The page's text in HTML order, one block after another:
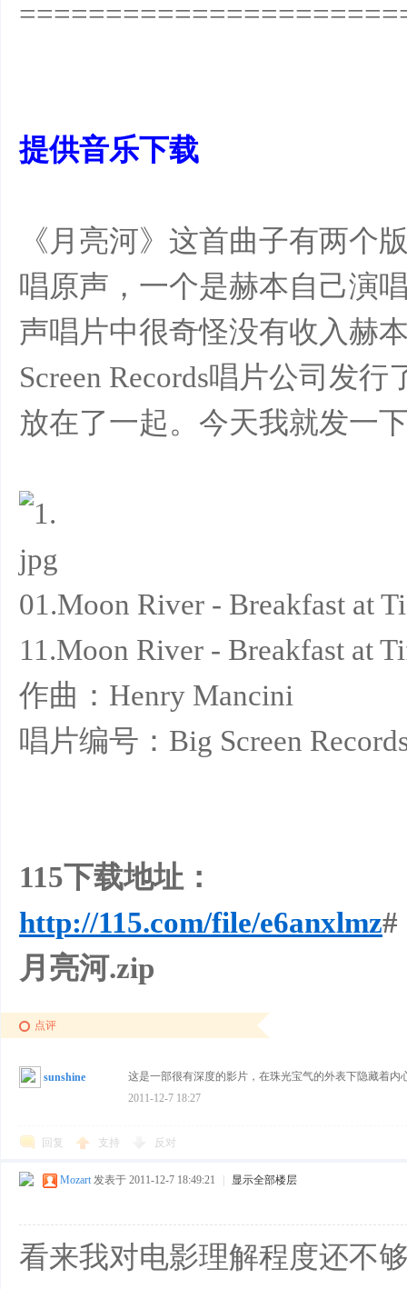
提供音乐下载
《月亮河》这首曲子有两个
唱原声，一个是赫本自己演
声唱片中很奇怪没有收入赫
Screen Records唱片公司发
放在了一起。今天我就发一
01.Moon River - Breakfast at
11.Moon River - Breakfast at
作曲：Henry Mancini
唱片编号：Big Screen
115下载地址：
http://115.com/file/e6anxlmz#
月亮河.zip
点评
sunshine
这是一部很有深度的影片，在珠光宝气的外表下隐藏着
2011-12-7 18:27
回复 支持 反对
Mozart 发表于 2011-12-7 18:49:21 显示全部楼层
看来我对电影理解程度还不